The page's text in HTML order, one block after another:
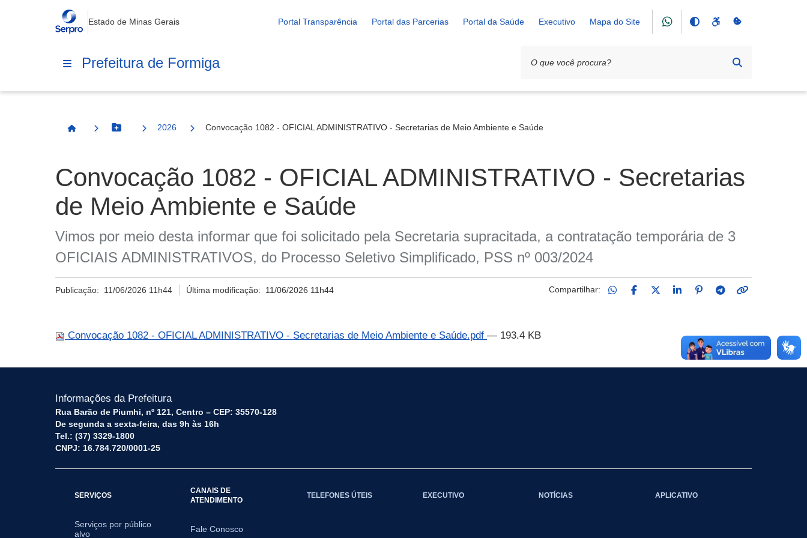
Estado de Minas Gerais Portal Transparência Portal das Parcerias Portal da Saúde Executivo Mapa do Site
Prefeitura de Formiga
Página InicialBotão Menu
2026 Convocação 1082 - OFICIAL ADMINISTRATIVO - Secretarias de Meio Ambiente e Saúde
Convocação 1082 - OFICIAL ADMINISTRATIVO - Secretarias
de Meio Ambiente e Saúde
Vimos por meio desta informar que foi solicitado pela Secretaria supracitada, a contratação temporária de 3
OFICIAIS ADMINISTRATIVOS, do Processo Seletivo Simplificado, PSS nº 003/2024
Publicação: 11/06/2026 11h44 Última modificação: 11/06/2026 11h44 Compartilhar:
Convocação 1082 - OFICIAL ADMINISTRATIVO - Secretarias de Meio Ambiente e Saúde.pdf — 193.4 KB
Informações da Prefeitura
Rua Barão de Piumhi, nº 121, Centro – CEP: 35570-128
De segunda a sexta-feira, das 9h às 16h
Tel.: (37) 3329-1800
CNPJ: 16.784.720/0001-25
SERVIÇOS
Serviços por público
alvo
CANAIS DE
ATENDIMENTO
Fale Conosco
TELEFONES ÚTEIS EXECUTIVO NOTÍCIAS APLICATIVO